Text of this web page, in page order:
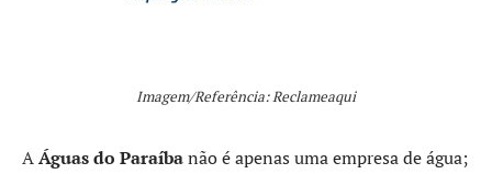
Imagem/Referência: Reclameaqui
AÁguas do Paraíbanão é apenas uma empresa de água;